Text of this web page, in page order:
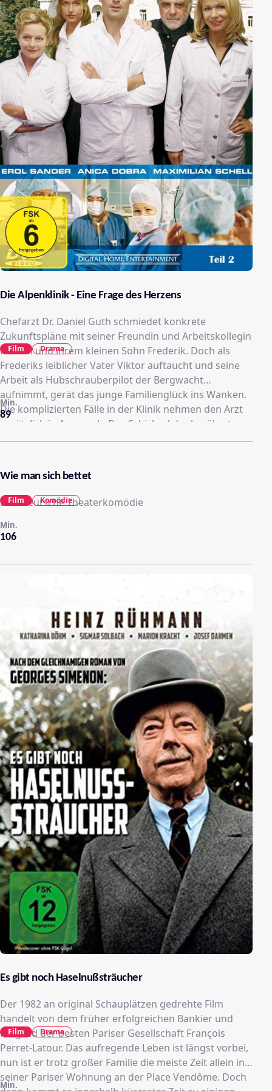
Die Alpenklinik - Eine Frage des Herzens
Chefarzt Dr. Daniel Guth schmiedet konkrete
Zukunftspläne mit seiner Freundin und Arbeitskollegin
Miriam und ihrem kleinen Sohn Frederik. Doch als
Frederiks leiblicher Vater Viktor auftaucht und seine
Arbeit als Hubschrauberpilot der Bergwacht
aufnimmt, gerät das junge Familienglück ins Wanken.
Die komplizierten Fälle in der Klinik nehmen den Arzt
zusätzlich in Anspruch. Das Schicksal der berühmten
Schriftstellerin Emily von Thaden, die des Lebens
Wildhüter arbeitet, nimmt Anteil am Schicksal der
vereinsamten Autorin. Zudem stellt Daniel bei der
Kirsten, eine lebensbedrohliche Arterienerkrankung
fest. Sie muss sofort operiert werden.
89
Min.
Film Drama
Wie man sich bettet
Eine deutsche Theaterkomödie
106
Min.
Film Komödie
Es gibt noch Haselnußsträucher
Der 1982 an original Schauplätzen gedrehte Film
handelt von dem früher erfolgreichen Bankier und
Mitglied der besten Pariser Gesellschaft François
Perret-Latour. Das aufregende Leben ist längst vorbei,
nun ist er trotz großer Familie die meiste Zeit allein in
seiner Pariser Wohnung an der Place Vendôme. Doch
Min.
Film Drama